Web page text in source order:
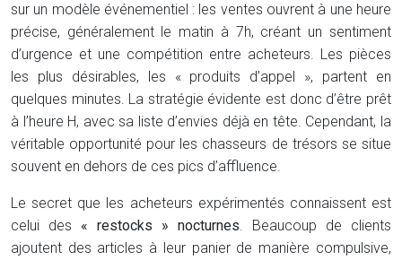
sur un modèle événementiel : les ventes ouvrent à une heure
précise, généralement le matin à 7h, créant un sentiment
d’urgence et une compétition entre acheteurs. Les pièces
les plus désirables, les « produits d’appel », partent en
quelques minutes. La stratégie évidente est donc d’être prêt
à l’heure H, avec sa liste d’envies déjà en tête. Cependant, la
véritable opportunité pour les chasseurs de trésors se situe
souvent en dehors de ces pics d’affluence.
Le secret que les acheteurs expérimentés connaissent est
celui des « restocks » nocturnes. Beaucoup de clients
ajoutent des articles à leur panier de manière compulsive,